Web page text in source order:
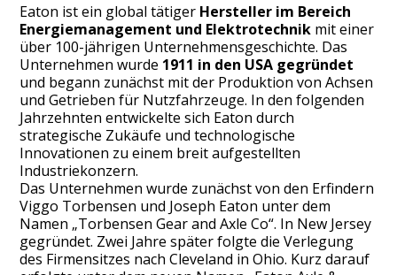
Eaton ist ein global tätiger Hersteller im Bereich
Energiemanagement und Elektrotechnik mit einer
über 100-jährigen Unternehmensgeschichte. Das
Unternehmen wurde 1911 in den USA gegründet
und begann zunächst mit der Produktion von Achsen
und Getrieben für Nutzfahrzeuge. In den folgenden
Jahrzehnten entwickelte sich Eaton durch
strategische Zukäufe und technologische
Innovationen zu einem breit aufgestellten
Industriekonzern.
Das Unternehmen wurde zunächst von den Erfindern
Viggo Torbensen und Joseph Eaton unter dem
Namen „Torbensen Gear and Axle Co“. In New Jersey
gegründet. Zwei Jahre später folgte die Verlegung
des Firmensitzes nach Cleveland in Ohio. Kurz darauf